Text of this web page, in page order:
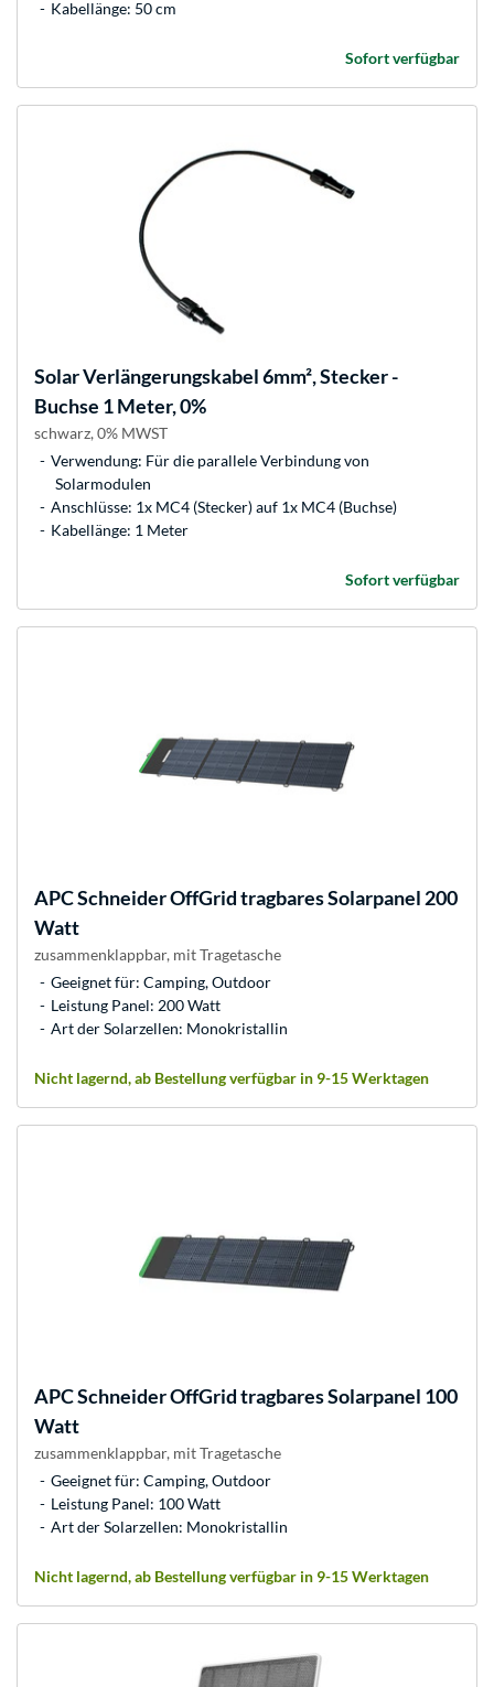
Kabellänge: 50 cm
Sofort verfügbar
Solar Verlängerungskabel 6mm², Stecker -
Buchse 1 Meter, 0%
schwarz, 0% MWST
Verwendung: Für die parallele Verbindung von
Solarmodulen
Anschlüsse: 1x MC4 (Stecker) auf 1x MC4 (Buchse)
Kabellänge: 1 Meter
Sofort verfügbar
APCSchneider OffGrid tragbares Solarpanel 200
Watt
zusammenklappbar, mit Tragetasche
Geeignet für: Camping, Outdoor
Leistung Panel: 200 Watt
Art der Solarzellen: Monokristallin
Nicht lagernd, ab Bestellung verfügbar in 9-15 Werktagen
APCSchneider OffGrid tragbares Solarpanel 100
Watt
zusammenklappbar, mit Tragetasche
Geeignet für: Camping, Outdoor
Leistung Panel: 100 Watt
Art der Solarzellen: Monokristallin
Nicht lagernd, ab Bestellung verfügbar in 9-15 Werktagen